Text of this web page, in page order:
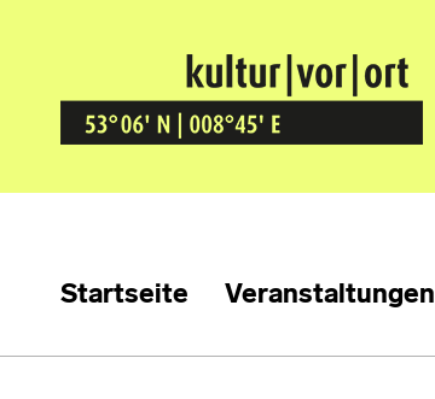
Kultur Vor Ort
BREMEN GRÖPELINGEN
Startseite Veranstaltungen